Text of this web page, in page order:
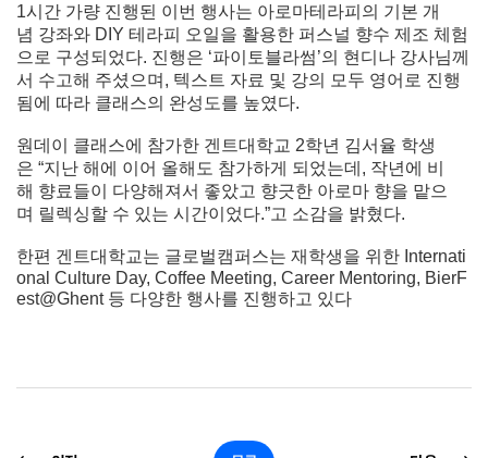
1시간 가량 진행된 이번 행사는 아로마테라피의 기본 개
념 강좌와 DIY 테라피 오일을 활용한 퍼스널 향수 제조 체험
으로 구성되었다. 진행은 ‘파이토블라썸’의 현디나 강사님께
서 수고해 주셨으며, 텍스트 자료 및 강의 모두 영어로 진행
됨에 따라 클래스의 완성도를 높였다.
원데이 클래스에 참가한 겐트대학교 2학년 김서율 학생
은 “지난 해에 이어 올해도 참가하게 되었는데, 작년에 비
해 향료들이 다양해져서 좋았고 향긋한 아로마 향을 맡으
며 릴렉싱할 수 있는 시간이었다.”고 소감을 밝혔다.
한편 겐트대학교는 글로벌캠퍼스는 재학생을 위한 Internati
onal Culture Day, Coffee Meeting, Career Mentoring, BierF
est@Ghent 등 다양한 행사를 진행하고 있다